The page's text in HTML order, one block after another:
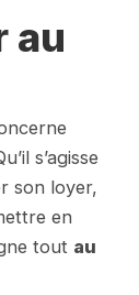
au
s’agisse
son loyer,
en
tout au